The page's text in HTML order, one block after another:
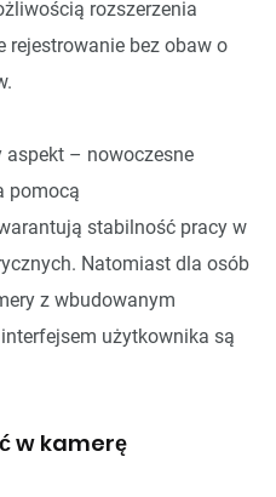
rozszerzenia
rejestrowanie bez obaw o
– nowoczesne
pomocą
stabilność pracy w
Natomiast dla osób
z wbudowanym
użytkownika są
w kamerę